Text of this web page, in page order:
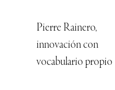
Pierre Rainero,
innovación con
vocabulario propio